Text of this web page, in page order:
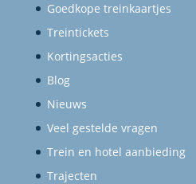
Goedkope treinkaartjes
Treintickets
Kortingsacties
Blog
Nieuws
Veel gestelde vragen
Trein en hotel aanbieding
Trajecten